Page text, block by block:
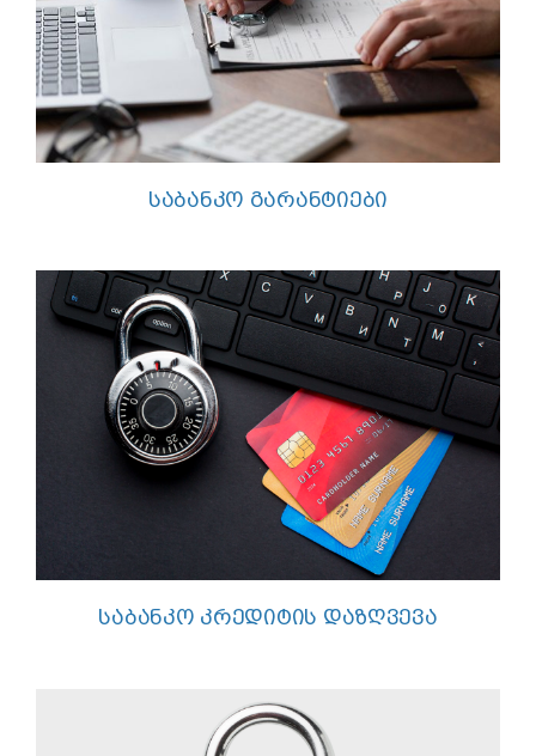
ᲡᲐᲑᲐᲜᲙᲝ ᲒᲐᲠᲐᲜᲢᲘᲔᲑᲘ
ᲡᲐᲑᲐᲜᲙᲝ ᲙᲠᲔᲓᲘᲢᲘᲡ ᲓᲐᲖᲦᲕᲔᲕᲐ